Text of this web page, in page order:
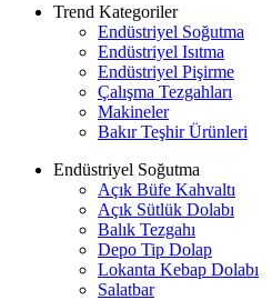
Trend Kategoriler
Endüstriyel Soğutma
Endüstriyel Isıtma
Endüstriyel Pişirme
Çalışma Tezgahları
Makineler
Bakır Teşhir Ürünleri
Endüstriyel Soğutma
Açık Büfe Kahvaltı
Açık Sütlük Dolabı
Balık Tezgahı
Depo Tip Dolap
Lokanta Kebap Dolabı
Salatbar